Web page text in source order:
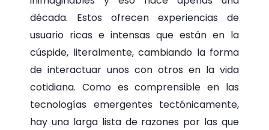
década. Estos ofrecen experiencias de
usuario ricas e intensas que están en la
cúspide, literalmente, cambiando la forma
de interactuar unos con otros en la vida
cotidiana. Como es comprensible en las
tecnologías emergentes tectónicamente,
hay una larga lista de razones por las que